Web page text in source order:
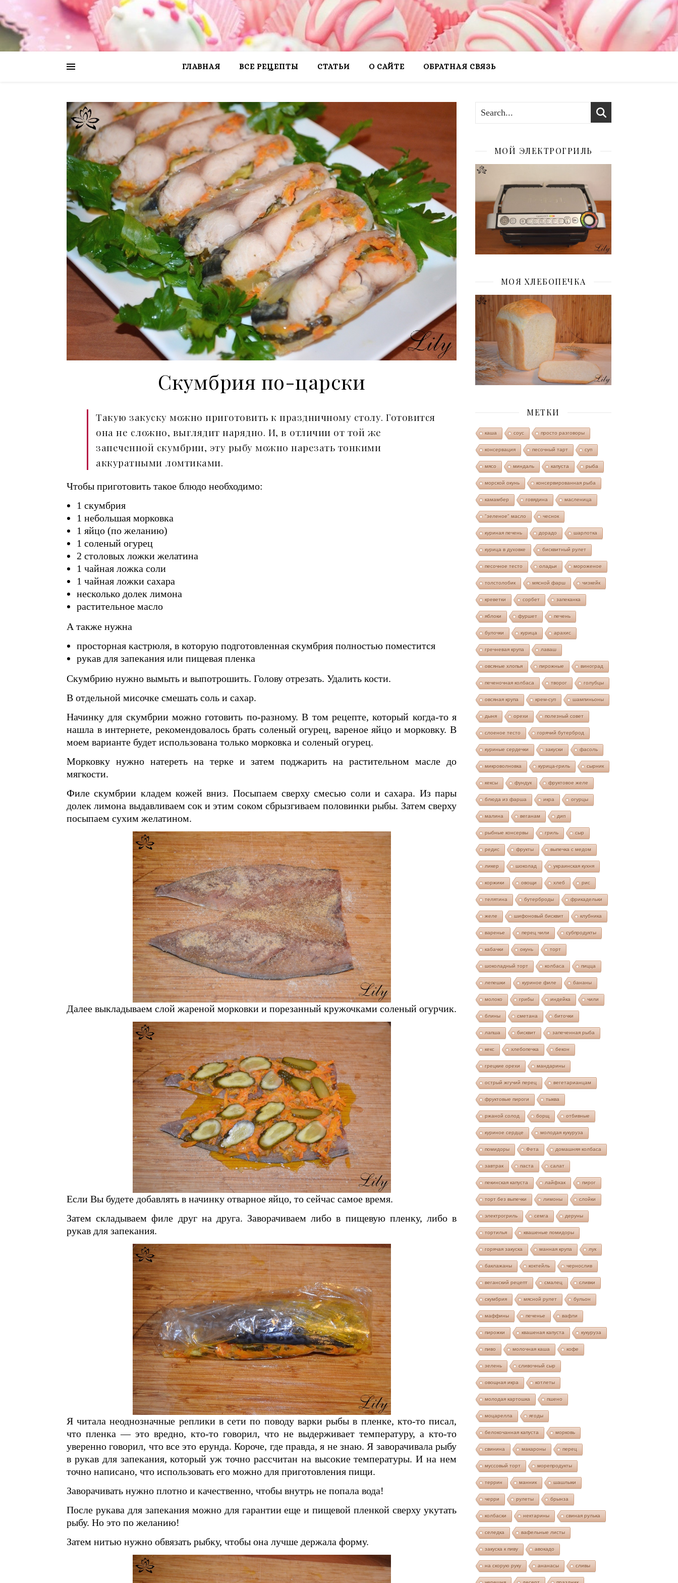
ГЛАВНАЯ ВСЕ РЕЦЕПТЫ СТАТЬИ О САЙТЕ ОБРАТНАЯ СВЯЗЬ
Скумбрия по-царски
Такую закуску можно приготовить к праздничному столу. Готовится
она не сложно, выглядит нарядно. И, в отличии от той же
запеченной скумбрии, эту рыбу можно нарезать тонкими
аккуратными ломтиками.
Чтобы приготовить такое блюдо необходимо:
1 скумбрия
1 небольшая морковка
1 яйцо (по желанию)
1 соленый огурец
2 столовых ложки желатина
1 чайная ложка соли
1 чайная ложки сахара
несколько долек лимона
растительное масло
А также нужна
просторная кастрюля, в которую подготовленная скумбрия полностью поместится
рукав для запекания или пищевая пленка
Скумбрию нужно вымыть и выпотрошить. Голову отрезать. Удалить кости.
В отдельной мисочке смешать соль и сахар.
Начинку для скумбрии можно готовить по-разному. В том рецепте, который когда-то я
нашла в интернете, рекомендовалось брать соленый огурец, вареное яйцо и морковку. В
моем варианте будет использована только морковка и соленый огурец.
Морковку нужно натереть на терке и затем поджарить на растительном масле до
мягкости.
Филе скумбрии кладем кожей вниз. Посыпаем сверху смесью соли и сахара. Из пары
долек лимона выдавливаем сок и этим соком сбрызгиваем половинки рыбы. Затем сверху
посыпаем сухим желатином.
Далее выкладываем слой жареной морковки и порезанный кружочками соленый огурчик.
Если Вы будете добавлять в начинку отварное яйцо, то сейчас самое время.
Затем складываем филе друг на друга. Заворачиваем либо в пищевую пленку, либо в
рукав для запекания.
Я читала неоднозначные реплики в сети по поводу варки рыбы в пленке, кто-то писал,
что пленка — это вредно, кто-то говорил, что не выдерживает температуру, а кто-то
уверенно говорил, что все это ерунда. Короче, где правда, я не знаю. Я заворачивала рыбу
в рукав для запекания, который уж точно рассчитан на высокие температуры. И на нем
точно написано, что использовать его можно для приготовления пищи.
Заворачивать нужно плотно и качественно, чтобы внутрь не попала вода!
После рукава для запекания можно для гарантии еще и пищевой пленкой сверху укутать
рыбу. Но это по желанию!
Затем нитью нужно обвязать рыбку, чтобы она лучше держала форму.
МОЙ ЭЛЕКТРОГРИЛЬ
МОЯ ХЛЕБОПЕЧКА
МЕТКИ
каша соус просто разговоры
консервация песочный тарт суп
мясо миндаль капуста рыба
морской окунь консервированная рыба
камамбер говядина масленица
"зеленое" масло чеснок
куриная печень дорадо шарлотка
курица в духовке бисквитный рулет
песочное тесто оладьи мороженое
толстолобик мясной фарш чизкейк
креветки сорбет запеканка
яблоки фуршет печень
булочки курица арахис
гречневая крупа лаваш
овсяные хлопья пирожные виноград
печеночная колбаса творог голубцы
овсяная крупа крем-суп шампиньоны
дыня орехи полезный совет
слоеное тесто горячий бутерброд
куриные сердечки закуски фасоль
микроволновка курица-гриль сырник
кексы фундук фруктовое желе
блюда из фарша икра огурцы
малина веганам дип
рыбные консервы гриль сыр
редис фрукты выпечка с медом
ликер шоколад украинская кухня
коржики овощи хлеб рис
телятина бутерброды фрикадельки
желе шифоновый бисквит клубника
варенье перец чили субпродукты
кабачки окунь торт
шоколадный торт колбаса пицца
лепешки куриное филе бананы
молоко грибы индейка чили
блины сметана биточки
лапша бисквит запеченная рыба
кекс хлебопечка бекон
грецкие орехи мандарины
острый жгучий перец вегетарианцам
фруктовые пироги тыква
ржаной солод борщ отбивные
куриное сердце молодая кукуруза
помидоры Фета домашняя колбаса
завтрак паста салат
пекинская капуста лайфхак пирог
торт без выпечки лимоны слойки
электрогриль семга деруны
тортилья квашеные помидоры
горячая закуска манная крупа лук
баклажаны коктейль чернослив
веганский рецепт смалец сливки
скумбрия мясной рулет бульон
маффины печенье вафли
пирожки квашеная капуста кукуруза
пиво молочная каша кофе
зелень сливочный сыр
овощная икра котлеты
молодая картошка пшено
моцарелла ягоды
белокочанная капуста морковь
свинина макароны перец
муссовый торт морепродукты
террин манник шашлыки
черри рулеты брынза
колбаски нектарины свиная рулька
селедка вафельные листы
закуска к пиву авокадо
на скорую руку ананасы сливы